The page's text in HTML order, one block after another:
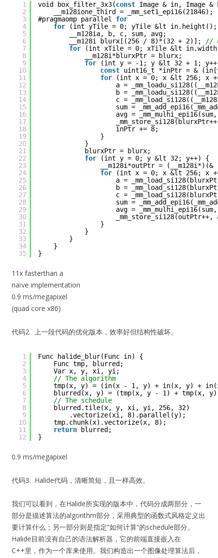
1
2
3
4
5
6
7
8
9
10
11
12
13
14
15
16
17
18
19
20
21
22
23
24
25
26
27
28
29
30
31
32
33
34
35
void box_filter_3x3(const Image & in, Image
__m128ione_third = _mm_set1_epi16(21846);
#pragmaomp parallel for
for
(int yTile = 0; yTile &lt in.height();
__m128ia, b, c, sum, avg;
__m128i blurx[(256 / 8)*(32 + 2)];
//
for
(int xTile = 0; xTile &lt
__m128i*blurxPtr = blurx;
for
(int y = -1; y &lt 32 + 1;
const uint16_t *inPtr = &
for
(int x = 0; x &lt 256; x
a =
b =
c =
sum =
avg =
inPtr += 8;
}
}
blurxPtr = blurx;
for
(int y = 0; y &lt 32; y++) {
__m128i*outPtr =
for
(int x = 0; x &lt 256; x
a =
b =
c =
sum =
avg =
}
}
}
}
}
11x fasterthan a
naïve implementation
0.9 ms/megapixel
(quad core x86)
代码2. 上一段代码的优化版本，效率好但结构性破坏。
1
2
3
4
5
6
7
8
9
10
11
12
Func halide_blur(Func in) {
Func tmp, blurred;
Var x, y, xi, yi;
// The algorithm
tmp(x, y) = (in(x - 1, y) + in(x, y) +
blurred(x, y) = (tmp(x, y - 1) + tmp(x,
// The schedule
blurred.tile(x, y, xi, yi, 256, 32)
.vectorize(xi, 8).parallel(y);
tmp.chunk(x).vectorize(x, 8);
return
blurred;
}
0.9 ms/megapixel
代码3. Halide代码，清晰简短，且一样高效。
我们可以看到，在Halide所实现的版本中，代码分成两部分，一
部分是描述算法的algorithm部分，采用典型的函数式风格定义出
要计算什么；另一部分则是指定”如何计算“的schedule部分。
Halide目前没有自己的语法解析器，它的前端直接嵌入在
C++里，作为一个库来使用。我们构造出一个图像处理算法后，